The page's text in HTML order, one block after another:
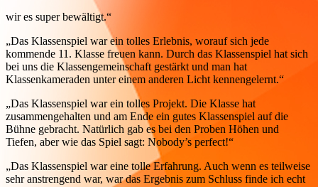
wir es super bewältigt.“
„Das Klassenspiel war ein tolles Erlebnis, worauf sich jede
kommende 11. Klasse freuen kann. Durch das Klassenspiel hat sich
bei uns die Klassengemeinschaft gestärkt und man hat
Klassenkameraden unter einem anderen Licht kennengelernt.“
„Das Klassenspiel war ein tolles Projekt. Die Klasse hat
zusammengehalten und am Ende ein gutes Klassenspiel auf die
Bühne gebracht. Natürlich gab es bei den Proben Höhen und
Tiefen, aber wie das Spiel sagt: Nobody’s perfect!“
„Das Klassenspiel war eine tolle Erfahrung. Auch wenn es teilweise
sehr anstrengend war, war das Ergebnis zum Schluss finde ich echt